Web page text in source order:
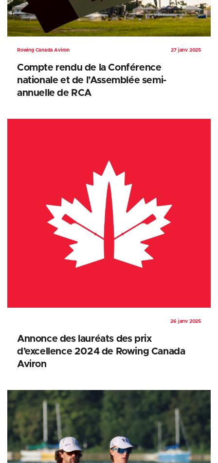
Rowing Canada Aviron 27 janv 2025
Compte rendu de la Conférence
nationale et de l’Assemblée semi-
annuelle de RCA
26 janv 2025
Annonce des lauréats des prix
d’excellence 2024 de Rowing Canada
Aviron